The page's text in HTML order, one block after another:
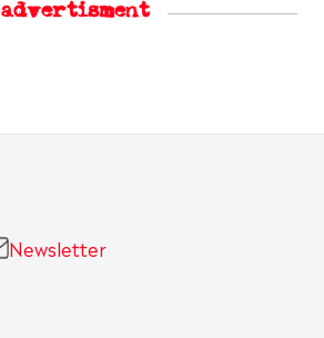
advertisment
Newsletter